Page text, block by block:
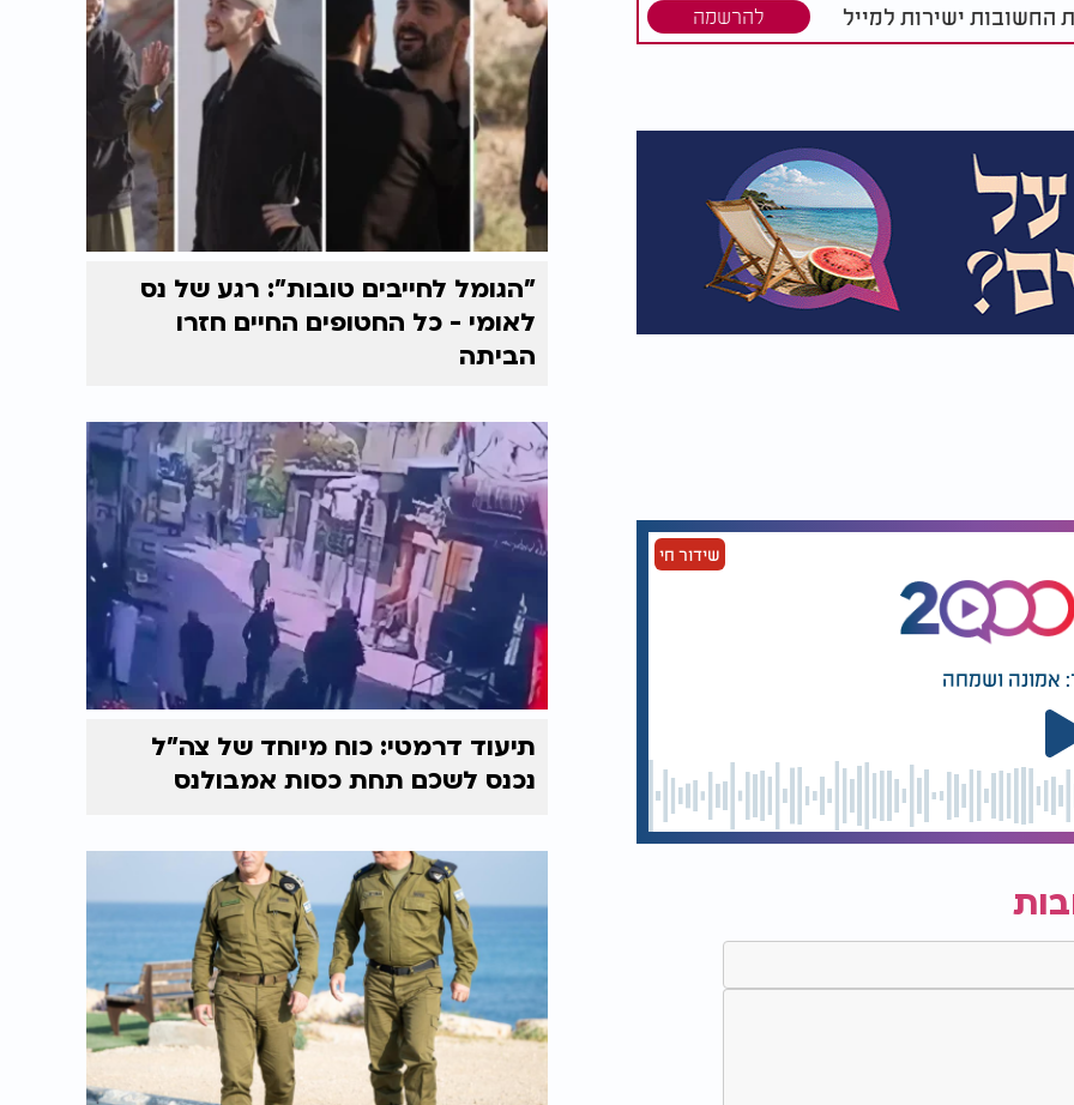
לשוחח עם שני המנהיגים. בנוסף צפוי
שככל הנראה תכנס כמתמודדת
החשובות ישירות למייל להרשמה
שידור חי
אמונה ושמחה
"הגומל לחייבים טובות": רגע של נס
לאומי - כל החטופים החיים חזרו
הביתה
תיעוד דרמטי: כוח מיוחד של צה"ל
נכנס לשכם תחת כסות אמבולנס